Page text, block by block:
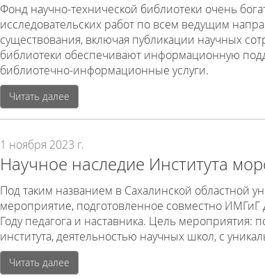
Фонд научно-технической библиотеки очень
исследовательских работ по всем ведущим
существования, включая публикации научных
библиотеки обеспечивают информационную
библиотечно-информационные услуги.
Читать далее
1 ноября 2023 г.
Научное наследие Института
Под таким названием в Сахалинской областной
мероприятие, подготовленное совместно
Году педагога и наставника. Цель мероприятия:
института, деятельностью научных школ, с
Читать далее